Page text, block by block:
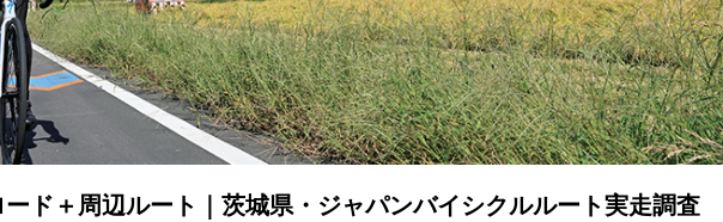
ド＋周辺ルート｜茨城県・ジャパンバイシクルルート実走調査